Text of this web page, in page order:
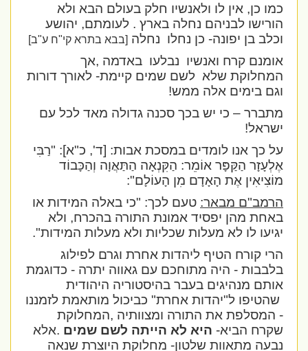
כמו כן, אין לו ולאנשיו חלק בעולם הבא ולא
הורישו לבניהם נחלה בארץ . לעומתם, יהושע
וכלב בן יפונה- כן נחלו נחלה[בבא בתרא קי"ח ע"ב]
אומנם קרח ואנשיו נבלעו באדמה ,אך
המחלוקת שלא לשם שמים קיימת- לאורך דורות
וגם בימים אלה ממש!
מתברר – כי יש בכך סכנה גדולה מאד לכל עם
ישראל!
על כך אנו לומדים במסכת אבות: [ד', כ"א]:"רַבִּי
אֶלְעָזָר הַקַּפָּר אוֹמֵר: הַקִּנְאָה הַתַּאֲוָה וְהַכָּבוֹד
מוֹצִיאִין אֶת הָאָדָם מִן הָעוֹלָם":
הרמב"ם מבאר:טעם לכך: "כי באלה המידות או
באחת מהן יפסיד אמונת התורה בהכרח, ולא
יגיעו לו לא מעלות שכליות ולא מעלות המידות".
הרי קורח הטיף ליהדות אחרת וגרם לפילוג
בלבבות - היה מתוחכם עם גאווה יתרה - כדוגמת
אותם מנהיגים בעבר בהיסטוריה היהודית
שהטיפו ל"יהדות אחרת" כביכול מותאמת לזמננו
- המסלפת את התורה ומצוותיה ,המחלוקת
שקרח הביא-היא לא הייתה לשם שמים.אלא
נבעה מתאוות שלטון- מחלוקת היוצרת שנאה